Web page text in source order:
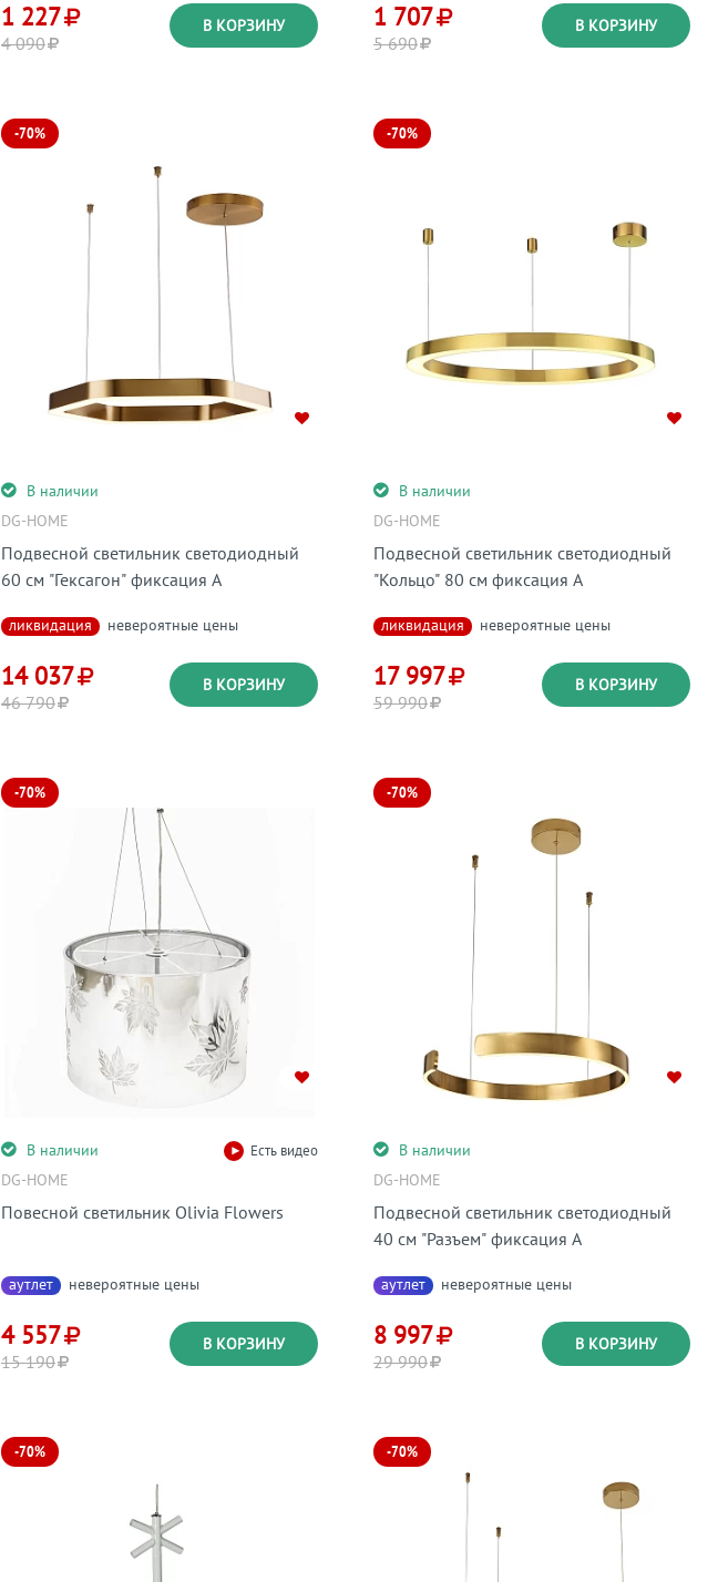
В КОРЗИНУ
1 227
4 090
В КОРЗИНУ
1 707
5 690
-70%
В наличии
DG-HOME
Подвесной светильник светодиодный
60 см "Гексагон" фиксация А
ликвидация невероятные цены
В КОРЗИНУ
14 037
46 790
-70%
В наличии
DG-HOME
Подвесной светильник светодиодный
"Кольцо" 80 см фиксация А
ликвидация невероятные цены
В КОРЗИНУ
17 997
59 990
-70%
В наличии Есть видео
DG-HOME
Повесной светильник Olivia Flowers
аутлет невероятные цены
В КОРЗИНУ
4 557
15 190
-70%
В наличии
DG-HOME
Подвесной светильник светодиодный
40 см "Разъем" фиксация А
аутлет невероятные цены
В КОРЗИНУ
8 997
29 990
-70% -70%